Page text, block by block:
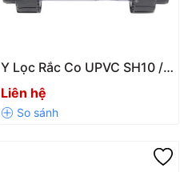
Y Lọc Rắc Co UPVC SH10 /
SH10-V Chính Hãng, Chịu
Hóa Chất Tốt
Liên hệ